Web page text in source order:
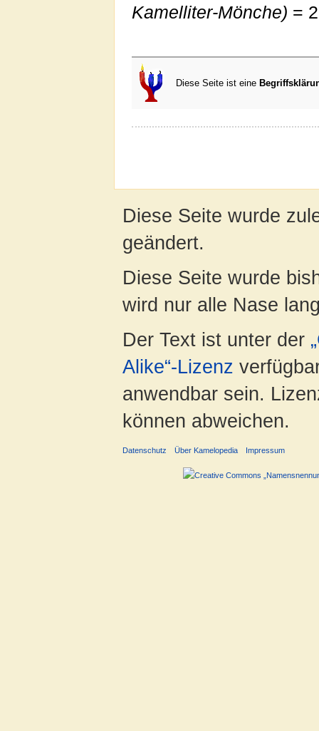
Kamelliter-Mönche) =
Diese Seite ist eine
Diese Seite wurde
geändert.
Diese Seite wurde
wird nur alle Nase
Der Text ist unter der
Alike“-Lizenz
anwendbar sein.
können abweichen.
Datenschutz Über Kamelopedia Impressum